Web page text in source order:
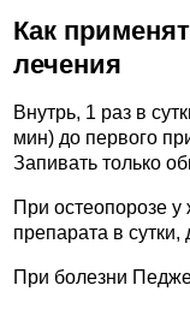
Как
лечения
Внутрь, 1 раз в
мин) до первого
Запивать только
При остеопорозе
препарата в сутки,
При болезни